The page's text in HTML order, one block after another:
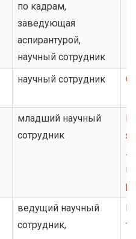
по кадрам,
заведующая
аспирантурой,
научный сотрудник
научный сотрудник
младший научный
сотрудник
ведущий научный
сотрудник,